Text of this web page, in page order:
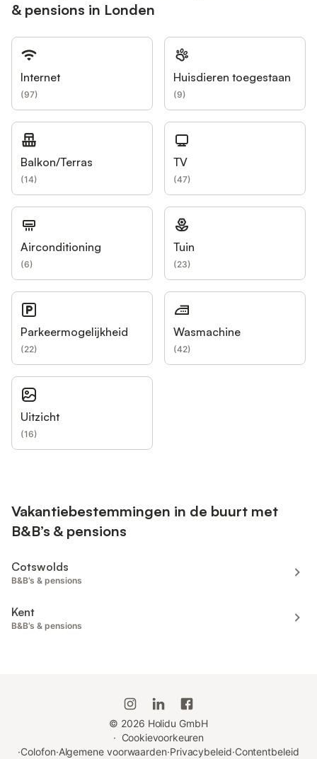
& pensions in Londen
Internet
(97)
Huisdieren toegestaan
(9)
Balkon/Terras
(14)
TV
(47)
Airconditioning
(6)
Tuin
(23)
Parkeermogelijkheid
(22)
Wasmachine
(42)
Uitzicht
(16)
Vakantiebestemmingen in de buurt met
B&B’s & pensions
Cotswolds
B&B’s & pensions
Kent
B&B’s & pensions
© 2026 Holidu GmbH
· Cookievoorkeuren
·Colofon·Algemene voorwaarden·Privacybeleid·Contentbeleid